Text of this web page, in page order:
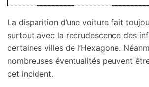
La disparition d’une voiture fait
surtout avec la recrudescence des
certaines villes de l’Hexagone.
nombreuses éventualités peuvent
cet incident.